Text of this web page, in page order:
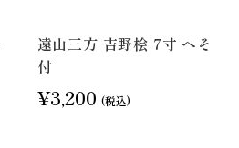
遠山三方 吉野桧 7寸 へそ
付
¥3,200 (税込)